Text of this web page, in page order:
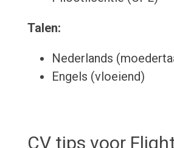
Talen:
Nederlands
Engels (vloeiend)
CV tips voor